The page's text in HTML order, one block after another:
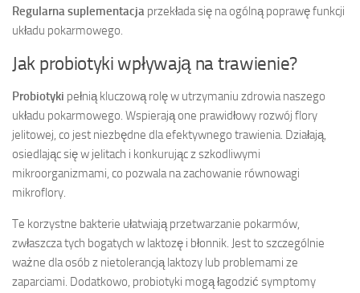
Regularna suplementacja przekłada się na ogólną poprawę funkcji
układu pokarmowego.
Jak probiotyki wpływają na trawienie?
Probiotyki pełnią kluczową rolę w utrzymaniu zdrowia naszego
układu pokarmowego. Wspierają one prawidłowy rozwój flory
jelitowej, co jest niezbędne dla efektywnego trawienia. Działają,
osiedlając się w jelitach i konkurując z szkodliwymi
mikroorganizmami, co pozwala na zachowanie równowagi
mikroflory.
Te korzystne bakterie ułatwiają przetwarzanie pokarmów,
zwłaszcza tych bogatych w laktozę i błonnik. Jest to szczególnie
ważne dla osób z nietolerancją laktozy lub problemami ze
zaparciami. Dodatkowo, probiotyki mogą łagodzić symptomy